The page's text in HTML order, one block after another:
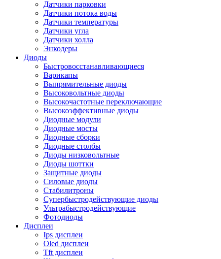
Датчики парковки
Датчики потока воды
Датчики температуры
Датчики угла
Датчики холла
Энкодеры
Диоды
Быстровосстанавливающиеся
Варикапы
Выпрямительные диоды
Высоковольтные диоды
Высокочастотные переключающие
Высокоэффективные диоды
Диодные модули
Диодные мосты
Диодные сборки
Диодные столбы
Диоды низковольтные
Диоды шоттки
Защитные диоды
Силовые диоды
Стабилитроны
Супербыстродействующие диоды
Ультрабыстродействующие
Фотодиоды
Дисплеи
Ips дисплеи
Oled дисплеи
Tft дисплеи